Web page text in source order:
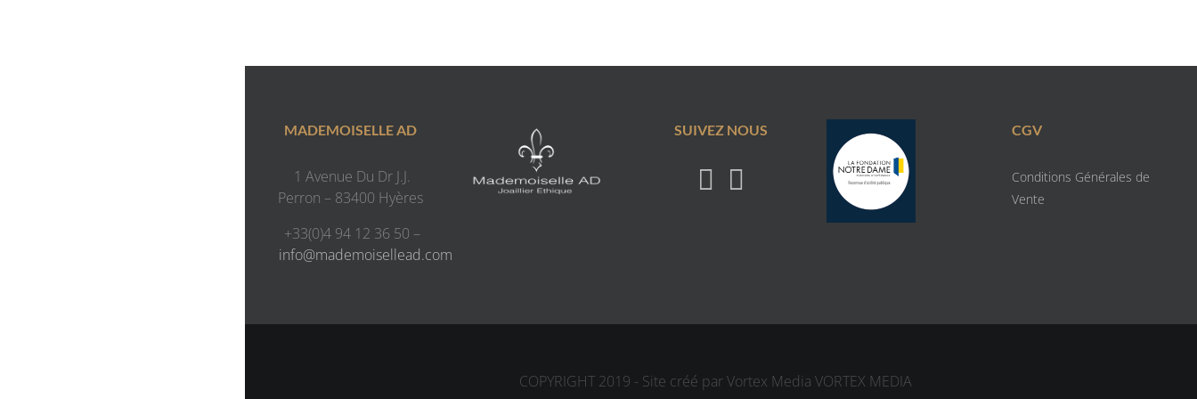
MADEMOISELLE AD
1 Avenue Du Dr J.J.
Perron – 83400 Hyères
+33(0)4 94 12 36 50 –
info@mademoisellead.com
SUIVEZ NOUS CGV
Conditions Générales de
Vente
COPYRIGHT 2019 - Site créé par Vortex Media VORTEX MEDIA